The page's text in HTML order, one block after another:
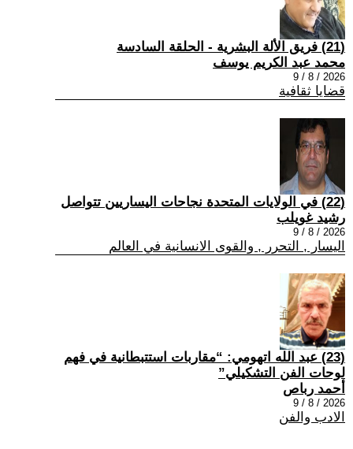
(21) فريق الألة البشرية - الحلقة السادسة
محمد عبد الكريم يوسف
2026 / 8 / 9
قضايا ثقافية
(22) في الولايات المتحدة نجاحات اليساريين تتواصل
رشيد غويلب
2026 / 8 / 9
اليسار , التحرر , والقوى الانسانية في العالم
(23) عبد الله اتهومي: “مقاربات استتبطانية في فهم
لوحات الفن التشكيلي”
أحمد رباص
2026 / 8 / 9
الادب والفن